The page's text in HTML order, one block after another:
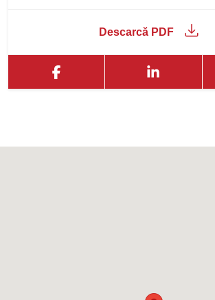
Descarcă PDF